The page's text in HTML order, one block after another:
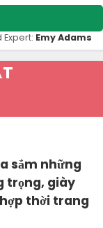
Expert: Emy Adams
sắm những
trọng, giày
thời trang